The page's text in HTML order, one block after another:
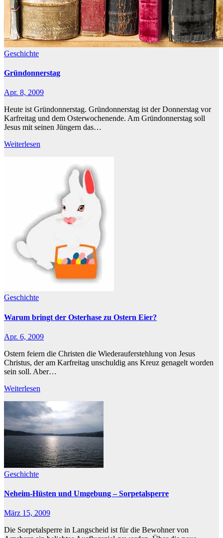
Geschichte
Gründonnerstag
Apr. 8, 2009
Heute ist Gründonnerstag. Gründonnerstag ist der Donnerstag vor
Karfreitag und dem Osterwochenende. Am Gründonnerstag soll
Jesus mit seinen Jüngern das…
Weiterlesen
Geschichte
Warum bringt der Osterhase zu Ostern Eier?
Apr. 6, 2009
Ostern feiern die Christen die Wiederauferstehlung von Jesus
Christus, der am Karfreitag unschuldig ans Kreuz genagelt worden
sein soll. Aber…
Weiterlesen
Geschichte
Neheim-Hüsten und Umgebung – Sorpetalsperre
März 15, 2009
Die Sorpetalsperre in Langscheid ist für die Bewohner von